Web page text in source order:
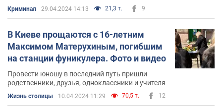
Криминал 29.04.2024 14:13 21,3 т. 9
В Киеве прощаются с 16-летним
Максимом Матерухиным, погибшим
на станции фуникулера. Фото и видео
Провести юношу в последний путь пришли
родственники, друзья, одноклассники и учителя
Жизнь столицы 10.04.2024 11:29 70,5 т. 12